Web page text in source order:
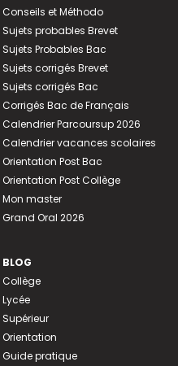
Conseils et Méthodo
Sujets probables Brevet
Sujets Probables Bac
Sujets corrigés Brevet
Sujets corrigés Bac
Corrigés Bac de Français
Calendrier Parcoursup 2026
Calendrier vacances scolaires
Orientation Post Bac
Orientation Post Collège
Mon master
Grand Oral 2026
BLOG
Collège
Lycée
Supérieur
Orientation
Guide pratique